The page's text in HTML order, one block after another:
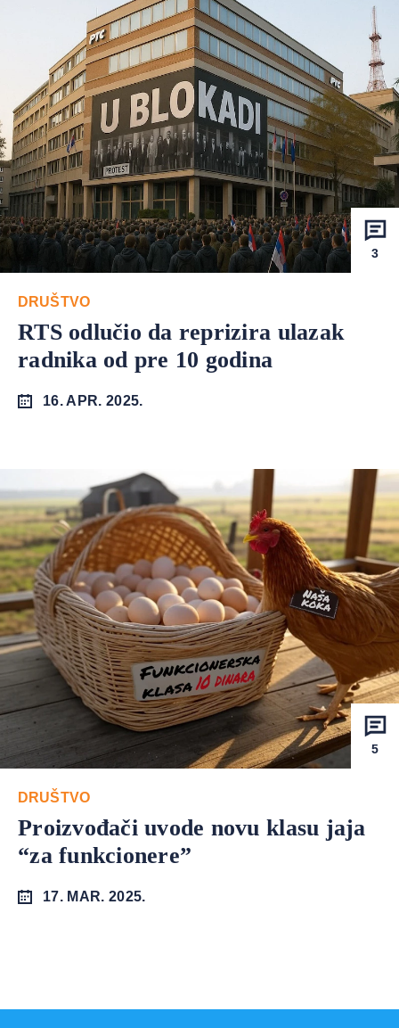
3
DRUŠTVO
RTS odlučio da reprizira ulazak
radnika od pre 10 godina
16. APR. 2025.
5
DRUŠTVO
Proizvođači uvode novu klasu jaja
“za funkcionere”
17. MAR. 2025.